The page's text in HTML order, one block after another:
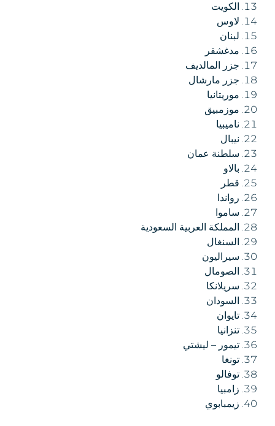
الكويت
لاوس
لبنان
مدغشقر
جزر المالديف
جزر مارشال
موريتانيا
موزمبيق
ناميبيا
نيبال
سلطنة عمان
بالاو
قطر
رواندا
ساموا
المملكة العربية السعودية
السنغال
سيراليون
الصومال
سريلانكا
السودان
تايوان
تنزانيا
تيمور – ليشتي
تونغا
توفالو
زامبيا
زيمبابوي